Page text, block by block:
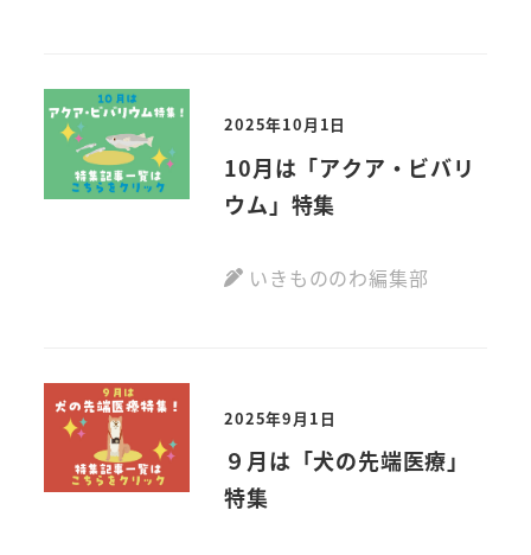
2025年10月1日
10月は「アクア・ビバリ
ウム」特集
いきもののわ編集部
2025年9月1日
９月は「犬の先端医療」
特集